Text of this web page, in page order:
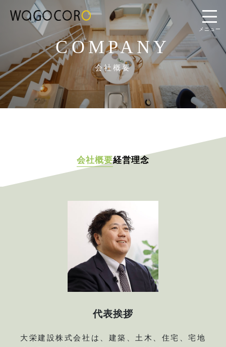
メニュー
COMPANY
会社概要
会社概要経営理念
代表挨拶
大栄建設株式会社は、建築、土木、住宅、宅地